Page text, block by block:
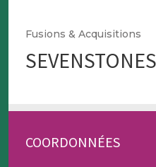
Fusions & Acquisitions
SEVENSTONES
COORDONNÉES